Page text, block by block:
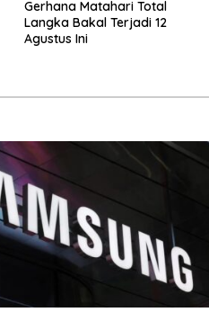
Gerhana Matahari Total
Langka Bakal Terjadi 12
Agustus Ini